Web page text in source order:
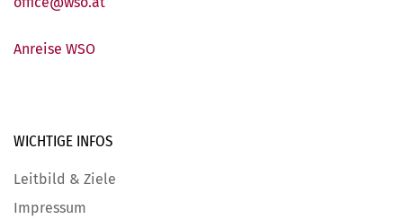
Anreise WSO
WICHTIGE INFOS
Leitbild & Ziele
Impressum